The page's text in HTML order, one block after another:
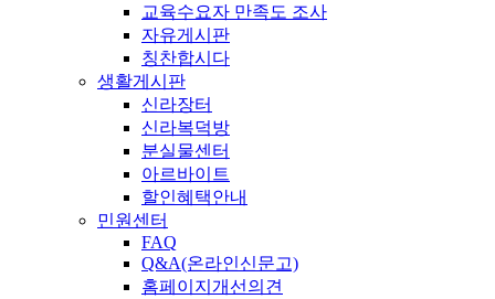
교육수요자 만족도 조사
자유게시판
칭찬합시다
생활게시판
신라장터
신라복덕방
분실물센터
아르바이트
할인혜택안내
민원센터
FAQ
Q&A(온라인신문고)
홈페이지개선의견